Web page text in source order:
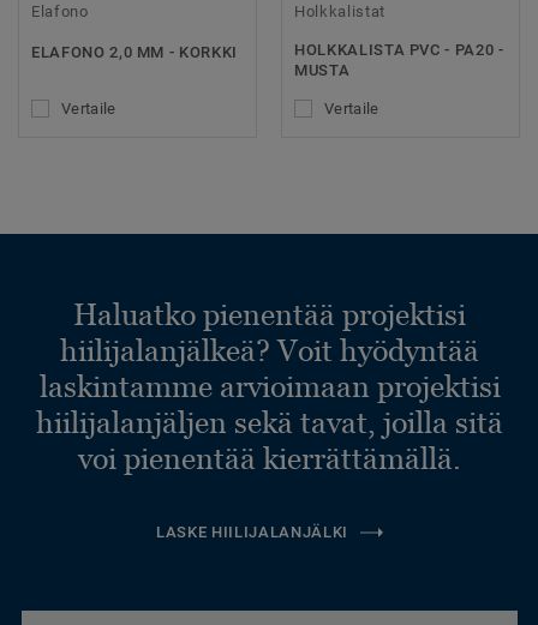
Elafono
ELAFONO 2,0 MM - KORKKI
Vertaile
Holkkalistat
HOLKKALISTA PVC - PA20 -
MUSTA
Vertaile
Haluatko pienentää projektisi
hiilijalanjälkeä? Voit hyödyntää
laskintamme arvioimaan projektisi
hiilijalanjäljen sekä tavat, joilla sitä
voi pienentää kierrättämällä.
LASKE HIILIJALANJÄLKI